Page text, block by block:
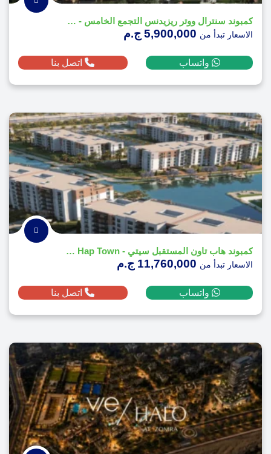
كمبوند سنترال ووتر ريزيدنس التجمع الخامس - Central Water Residences
الاسعار تبدأ من
واتساب اتصل بنا
كمبوند هاب تاون المستقبل سيتي - Compound Hap Town
الاسعار تبدأ من
واتساب اتصل بنا